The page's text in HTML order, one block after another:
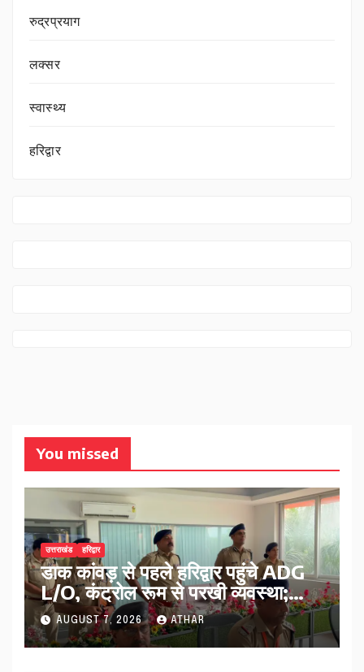
रुद्रप्रयाग
लक्सर
स्वास्थ्य
हरिद्वार
You missed
उत्तराखंड हरिद्वार
डाक कांवड़ से पहले हरिद्वार पहुंचे ADG
L/O, कंट्रोल रूम से परखी व्यवस्था;
ट्रैफिक प्लान को लेकर दिए निर्देश…
AUGUST 7, 2026 ATHAR